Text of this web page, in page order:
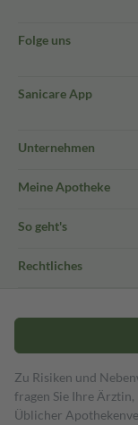
Folge uns
Sanicare App
Unternehmen
Meine Apotheke
So geht's
Rechtliches
Zu Risiken und
fragen Sie Ihre
Üblicher